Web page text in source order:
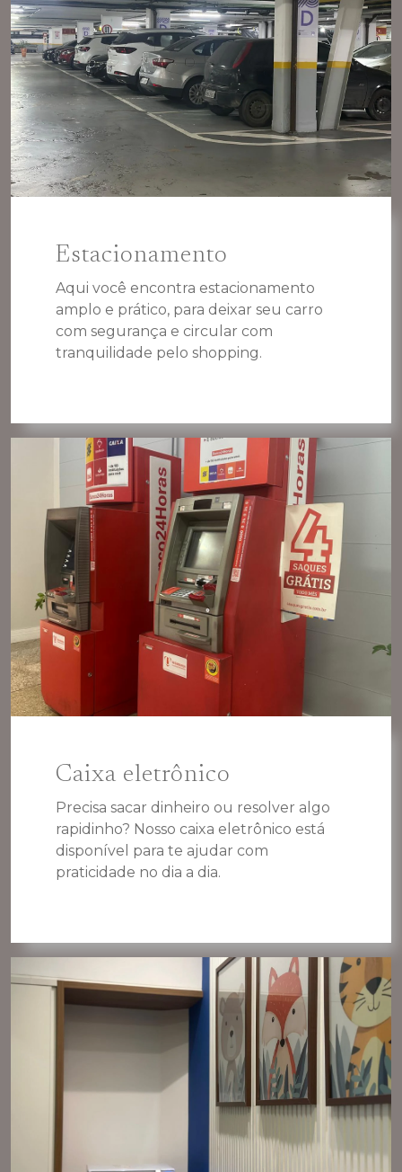
Estacionamento
Aqui você encontra estacionamento
amplo e prático, para deixar seu carro
com segurança e circular com
tranquilidade pelo shopping.
Caixa eletrônico
Precisa sacar dinheiro ou resolver algo
rapidinho? Nosso caixa eletrônico está
disponível para te ajudar com
praticidade no dia a dia.